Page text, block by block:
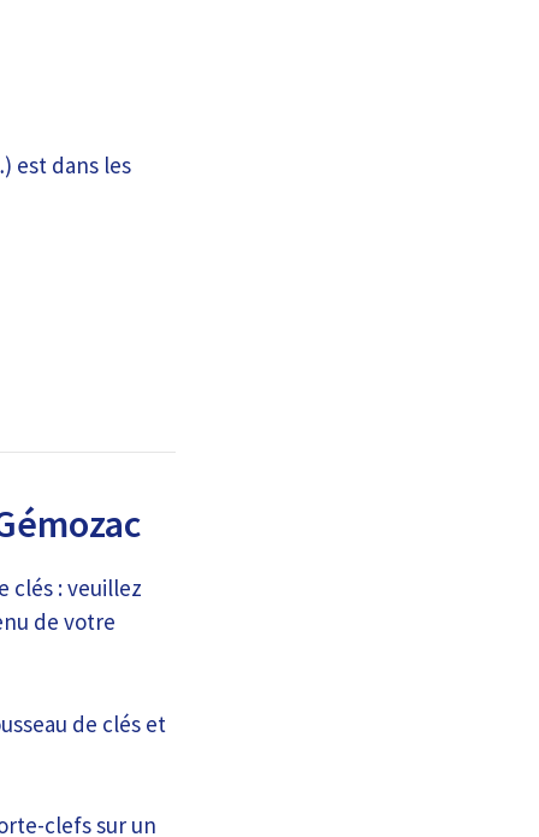
est dans les
clés : veuillez
de votre
de clés et
clefs sur un